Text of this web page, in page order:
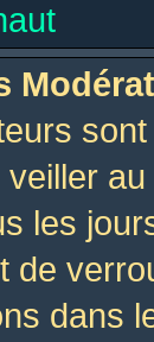
veiller
les
de
dans